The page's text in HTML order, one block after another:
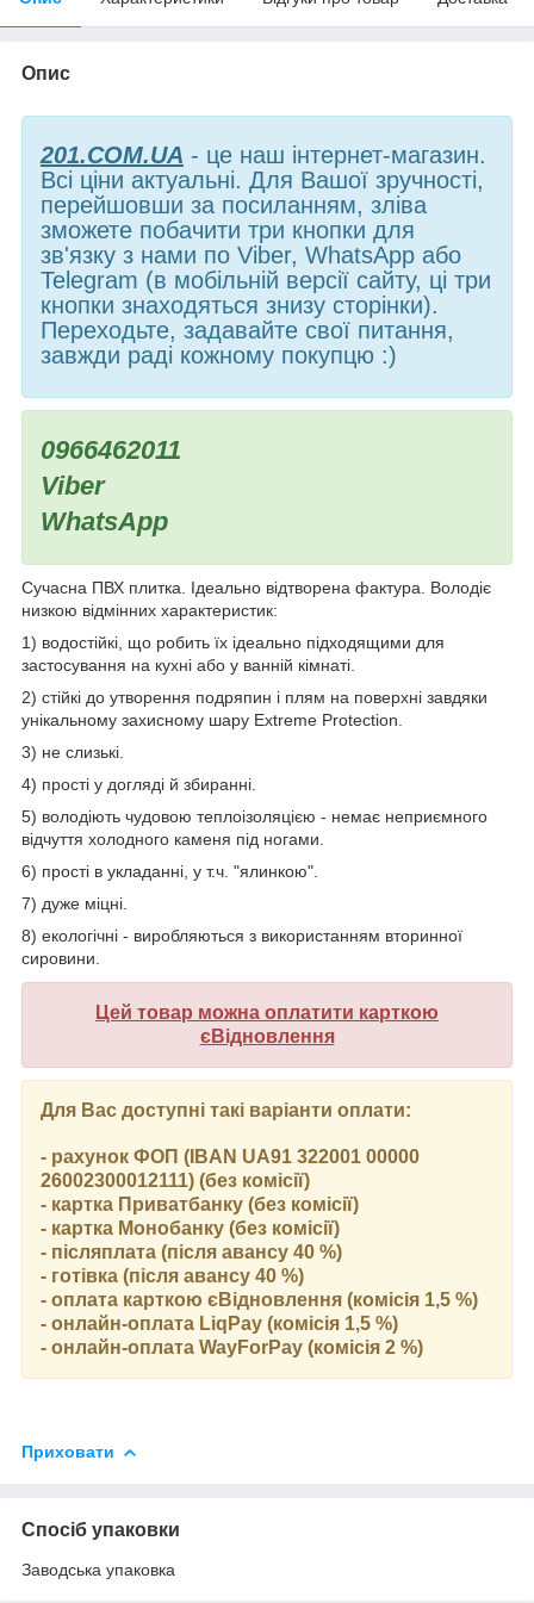
Опис
201.COM.UA - це наш інтернет-магазин.
Всі ціни актуальні. Для Вашої зручності,
перейшовши за посиланням, зліва
зможете побачити три кнопки для
зв'язку з нами по Viber, WhatsApp або
Telegram (в мобільній версії сайту, ці три
кнопки знаходяться знизу сторінки).
Переходьте, задавайте свої питання,
завжди раді кожному покупцю :)
0966462011
Viber
WhatsApp
Сучасна ПВХ плитка. Ідеально відтворена фактура. Володіє
низкою відмінних характеристик:
1) водостійкі, що робить їх ідеально підходящими для
застосування на кухні або у ванній кімнаті.
2) стійкі до утворення подряпин і плям на поверхні завдяки
унікальному захисному шару Extreme Protection.
3) не слизькі.
4) прості у догляді й збиранні.
5) володіють чудовою теплоізоляцією - немає неприємного
відчуття холодного каменя під ногами.
6) прості в укладанні, у т.ч. "ялинкою".
7) дуже міцні.
8) екологічні - виробляються з використанням вторинної
сировини.
Цей товар можна оплатити карткою
єВідновлення
Для Вас доступні такі варіанти оплати:
- рахунок ФОП (IBAN UA91 322001 00000
26002300012111) (без комісії)
- картка Приватбанку (без комісії)
- картка Монобанку (без комісії)
- післяплата (після авансу 40 %)
- готівка (після авансу 40 %)
- оплата карткою єВідновлення (комісія 1,5 %)
- онлайн-оплата LiqPay (комісія 1,5 %)
- онлайн-оплата WayForPay (комісія 2 %)
Приховати
Спосіб упаковки
Заводська упаковка